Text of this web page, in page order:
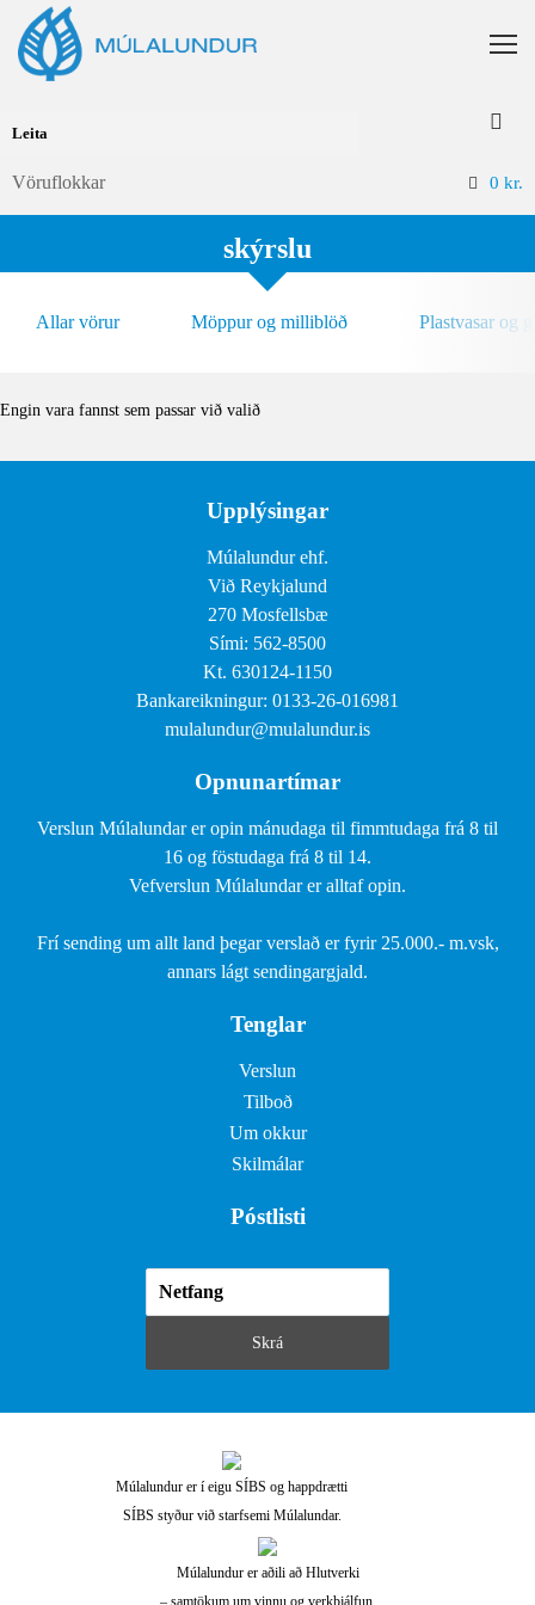
Vöruflokkar 0 kr.
skýrslu
Allar vörur Möppur og milliblöð Plastvasar og
Engin vara fannst sem passar við valið
Upplýsingar
Múlalundur ehf.
Við Reykjalund
270 Mosfellsbæ
Sími: 562-8500
Kt. 630124-1150
Bankareikningur: 0133-26-016981
mulalundur@mulalundur.is
Opnunartímar
Verslun Múlalundar er opin mánudaga til fimmtudaga frá 8 til
16 og föstudaga frá 8 til 14.
Vefverslun Múlalundar er alltaf opin.
Frí sending um allt land þegar verslað er fyrir 25.000.- m.vsk,
annars lágt sendingargjald.
Tenglar
Verslun
Tilboð
Um okkur
Skilmálar
Póstlisti
Múlalundur er í eigu SÍBS og happdrætti
SÍBS styður við starfsemi Múlalundar.
Múlalundur er aðili að Hlutverki